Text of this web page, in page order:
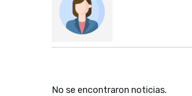
No se encontraron noticias.